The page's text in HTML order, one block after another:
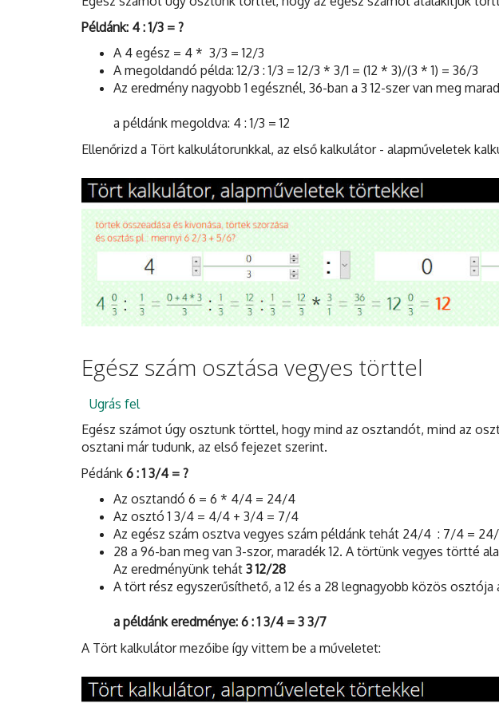
Példánk: 4 : 1/3 = ?
A 4 egész = 4 * 3/3 = 12/3
A megoldandó példa: 12/3 : 1/3 = 12/3 * 3/1 = (12 * 3)/(3 * 1) = 36/3
Az eredmény nagyobb 1 egésznél, 36-ban a 3 12-szer van meg
a példánk megoldva: 4 : 1/3 = 12
Ellenőrizd a Tört kalkulátorunkkal, az első kalkulátor - alapműveletek
Egész szám osztása vegyes törttel
Ugrás fel
Egész számot úgy osztunk törttel, hogy mind az osztandót, mind az
osztani már tudunk, az első fejezet szerint.
Pédánk 6 : 1 3/4 = ?
Az osztandó 6 = 6 * 4/4 = 24/4
Az osztó 1 3/4 = 4/4 + 3/4 = 7/4
Az egész szám osztva vegyes szám példánk tehát 24/4 : 7/4 =
28 a 96-ban meg van 3-szor, maradék 12. A törtünk vegyes törtté
Az eredményünk tehát 3 12/28
A tört rész egyszerűsíthető, a 12 és a 28 legnagyobb közös osztója
a példánk eredménye: 6 : 1 3/4 = 3 3/7
A Tört kalkulátor mezőibe így vittem be a műveletet: